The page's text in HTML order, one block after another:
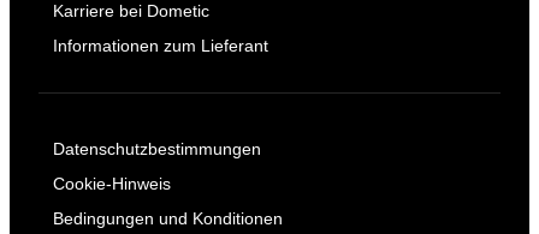
Karriere bei Dometic
Informationen zum Lieferant
Datenschutzbestimmungen
Cookie-Hinweis
Bedingungen und Konditionen